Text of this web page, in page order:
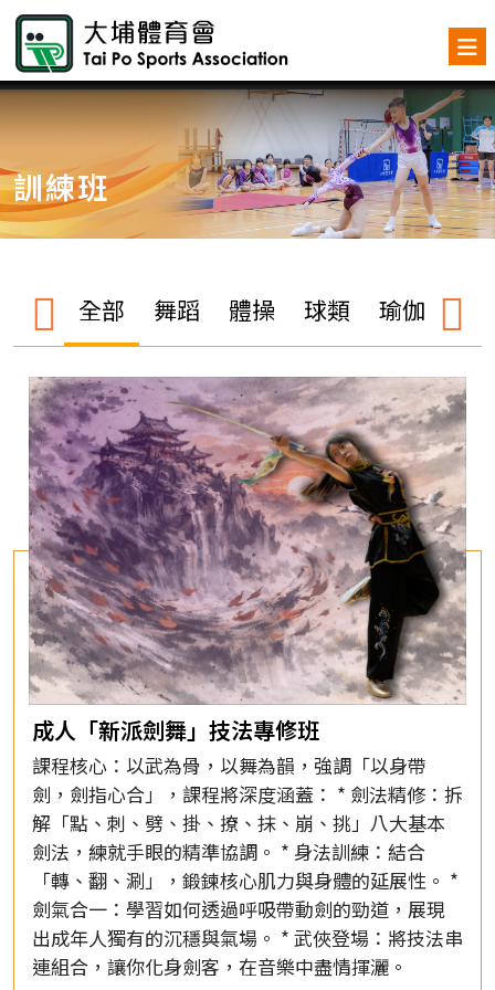
訓練班
全部 舞蹈 體操 球類 瑜伽 武
成人「新派劍舞」技法專修班
課程核心：以武為骨，以舞為韻，強調「以身帶
劍，劍指心合」，課程將深度涵蓋： * 劍法精修：拆
解「點、刺、劈、掛、撩、抹、崩、挑」八大基本
劍法，練就手眼的精準協調。 * 身法訓練：結合
「轉、翻、涮」，鍛鍊核心肌力與身體的延展性。 *
劍氣合一：學習如何透過呼吸帶動劍的勁道，展現
出成年人獨有的沉穩與氣場。 * 武俠登場：將技法串
連組合，讓你化身劍客，在音樂中盡情揮灑。